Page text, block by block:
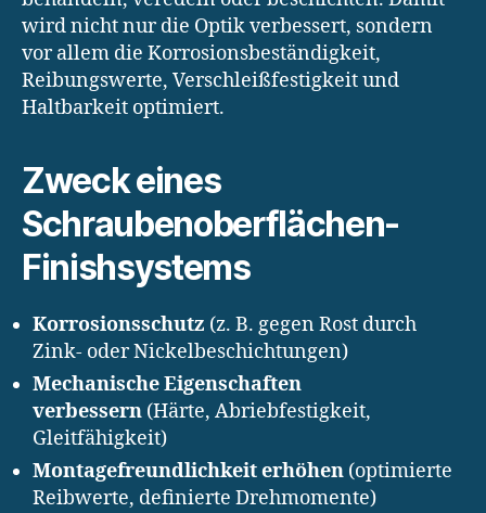
wird nicht nur die Optik verbessert, sondern
vor allem die Korrosionsbeständigkeit,
Reibungswerte, Verschleißfestigkeit und
Haltbarkeit optimiert.
Zweck eines
Schraubenoberflächen-
Finishsystems
Korrosionsschutz (z. B. gegen Rost durch
Zink- oder Nickelbeschichtungen)
Mechanische Eigenschaften
verbessern (Härte, Abriebfestigkeit,
Gleitfähigkeit)
Montagefreundlichkeit erhöhen (optimierte
Reibwerte, definierte Drehmomente)